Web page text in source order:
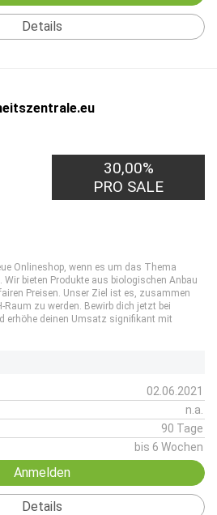
Details
30,00%
PRO SALE
Onlineshop, wenn es um das Thema
bieten Produkte aus biologischen Anbau
Preisen. Unser Ziel ist es, zusammen
Raum zu werden. Bewirb dich jetzt bei
erhöhe deinen Umsatz signifikant mit
02.06.2021
n.a.
90 Tage
bis 6 Wochen
Anmelden
Details